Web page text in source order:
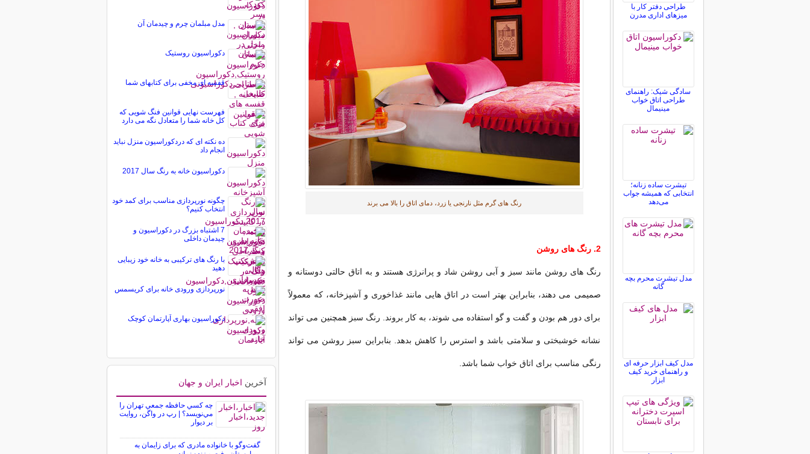
رنگ های گرم مثل نارنجی یا زرد، دمای اتاق را بالا می برند
2. رنگ های روشن
رنگ های روشن مانند سبز و آبی روشن شاد و پرانرژی هستند و به اتاق حالتی دوستانه و
صمیمی می دهند، بنابراین بهتر است در اتاق هایی مانند غذاخوری و آشپزخانه، که معمولاً
برای دور هم بودن و گفت و گو استفاده می شوند، به کار بروند. رنگ سبز همچنین می تواند
نشانه خوشبختی و سلامتی باشد و استرس را کاهش بدهد. بنابراین سبز روشن می تواند
رنگی مناسب برای اتاق خواب شما باشد.
طراحی دفتر کار با
میزهای اداری مدرن
سادگی شیک: راهنمای
طراحی اتاق خواب
مینیمال
تیشرت ساده زنانه؛
انتخابی که همیشه جواب
می‌دهد
مدل تیشرت محرم بچه
گانه
مدل کیف ابزار حرفه ای
و راهنمای خرید کیف
ابزار
مدل مبلمان چرم و چیدمان آن
دکوراسیون روستیک
قفسه ای مخفی برای کتابهای شما
فهرست نهایی قوانین فنگ شویی که
کل خانه شما را متعادل نگه می دارد
ده نکته ای که دردکوراسیون منزل نباید
انجام داد
دکوراسیون خانه به رنگ سال 2017
چگونه نورپردازی مناسب برای کمد خود
انتخاب کنیم؟
7 اشتباه بزرگ در دکوراسیون و
چیدمان داخلی
با رنگ های ترکیبی به خانه خود زیبایی
دهید
نورپردازی ورودی خانه برای کریسمس
دکوراسیون بهاری آپارتمان کوچک
آخرین اخبار ایران و جهان
چه كسي حافظه جمعي تهران را
مي‌نويسد؟ | رپ در واگن، روايت
بر ديوار
گفت‌وگو با خانواده مادری که برای زایمان به